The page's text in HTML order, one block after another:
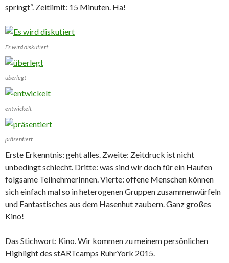
springt“. Zeitlimit: 15 Minuten. Ha!
Es wird diskutiert
überlegt
entwickelt
präsentiert
Erste Erkenntnis: geht alles. Zweite: Zeitdruck ist nicht
unbedingt schlecht. Dritte: was sind wir doch für ein Haufen
folgsame TeilnehmerInnen. Vierte: offene Menschen können
sich einfach mal so in heterogenen Gruppen zusammenwürfeln
und Fantastisches aus dem Hasenhut zaubern. Ganz großes
Kino!
Das Stichwort: Kino. Wir kommen zu meinem persönlichen
Highlight des stARTcamps RuhrYork 2015.